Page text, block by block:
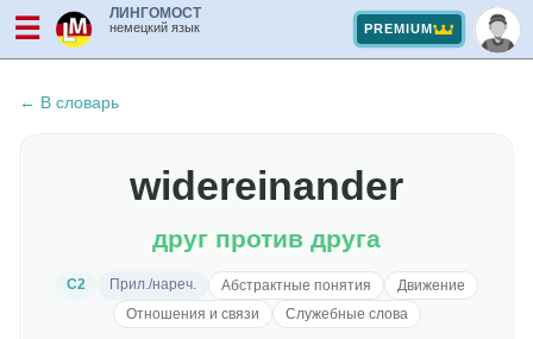
☰ ЛИНГОМОСТ
немецкий язык PREMIUM
← В словарь
widereinander
друг против друга
C2 Прил./нареч. Абстрактные понятия
Движение
Отношения и связи
Служебные слова